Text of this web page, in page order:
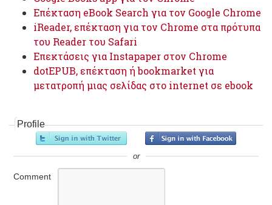
Επέκταση eBook Search για τον Google Chrome
iReader, επέκταση για τον Chrome στα πρότυπα
του Reader του Safari
Επεκτάσεις για Instapaper στον Chrome
dotEPUB, επέκταση ή bookmarket για
μετατροπή μιας σελίδας στο internet σε ebook
Profile
or
Comment